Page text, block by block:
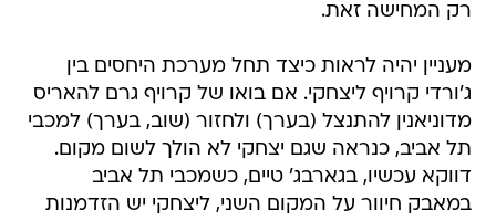
רק המחישה זאת.
מעניין יהיה לראות כיצד תחל מערכת היחסים בין
ג'ורדי קרויף ליצחקי. אם בואו של קרויף גרם להאריס
מדוניאנין להתנצל (בערך) ולחזור (שוב, בערך) למכבי
תל אביב, כנראה שגם יצחקי לא הולך לשום מקום.
דווקא עכשיו, בגארבג' טיים, כשמכבי תל אביב
במאבק חיוור על המקום השני, ליצחקי יש הזדמנות